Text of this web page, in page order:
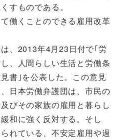
すものである。
働くことのできる雇用改革
、2013年4月23日付で｢労
、人間らしい生活と労働条
書｣を公表した。この意見
日本労働弁護団は、市民の
びその家族の雇用と暮らし
和に強く反対する。そし
れている、不安定雇用や過